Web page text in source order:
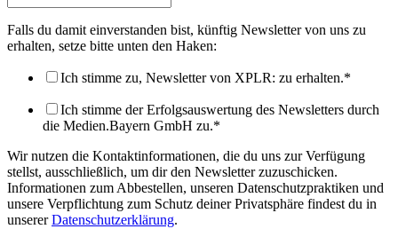
Falls du damit einverstanden bist, künftig Newsletter von uns zu
erhalten, setze bitte unten den Haken:
Ich stimme zu, Newsletter von XPLR: zu erhalten.*
Ich stimme der Erfolgsauswertung des Newsletters durch
die Medien.Bayern GmbH zu.*
Wir nutzen die Kontaktinformationen, die du uns zur Verfügung
stellst, ausschließlich, um dir den Newsletter zuzuschicken.
Informationen zum Abbestellen, unseren Datenschutzpraktiken und
unsere Verpflichtung zum Schutz deiner Privatsphäre findest du in
unsererDatenschutzerklärung.